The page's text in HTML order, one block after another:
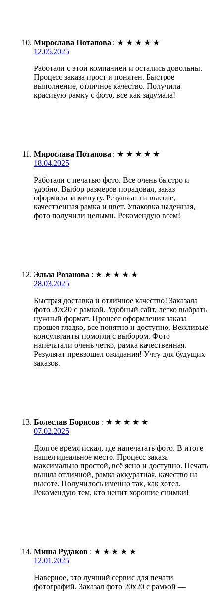
Мирослава Потапова : ★ ★ ★ ★ ★
12.05.2025
Работали с этой компанией и остались довольны.
Процесс заказа прост и понятен. Быстрое
выполнение, отличное качество. Получила
красивую рамку с фото, все как задумала!
Мирослава Потапова : ★ ★ ★ ★ ★
18.04.2025
Работали с печатью фото. Все очень быстро и
удобно. Выбор размеров порадовал, заказ
оформила за минуту. Результат на высоте,
качественная рамка и цвет. Упаковка надежная,
фото получили целыми. Рекомендую всем!
Эльза Розанова : ★ ★ ★ ★ ★
28.03.2025
Быстрая доставка и отличное качество! Заказала
фото 20х20 с рамкой. Удобный сайт, легко выбрать
нужный формат. Процесс оформления заказа
прошел гладко, все понятно и доступно. Вежливые
консультанты помогли с выбором. Фото
напечатали очень четко, рамка качественная.
Результат превзошел ожидания! Учту для будущих
заказов.
Болеслав Борисов : ★ ★ ★ ★ ★
07.02.2025
Долгое время искал, где напечатать фото. В итоге
нашел идеальное место. Процесс заказа
максимально простой, всё ясно и доступно. Печать
вышла отличной, рамка аккуратная, качество на
высоте. Получилось именно так, как хотел.
Рекомендую тем, кто ценит хорошие снимки!
Миша Рудаков : ★ ★ ★ ★ ★
12.01.2025
Наверное, это лучший сервис для печати
фотографий. Заказал фото 20х20 с рамкой —